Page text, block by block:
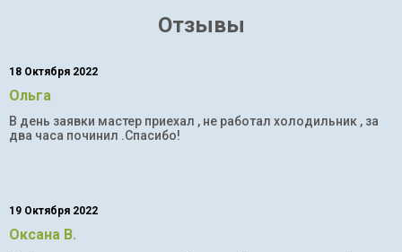
Отзывы
18 Октября 2022
Ольга
В день заявки мастер приехал , не работал холодильник , за
два часа починил .Спасибо!
19 Октября 2022
Оксана В.